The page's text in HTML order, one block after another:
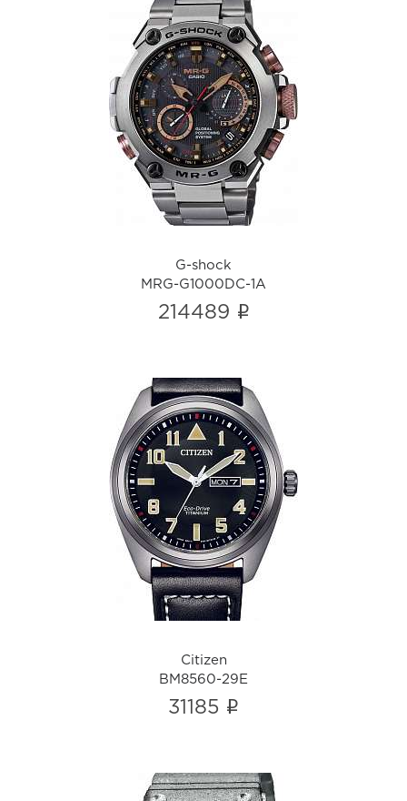
G-shock
MRG-G1000DC-1A
i
G-shock
MRG-G1000DC-1A
214489 i
Citizen
BM8560-29E
i
Citizen
BM8560-29E
31185 i